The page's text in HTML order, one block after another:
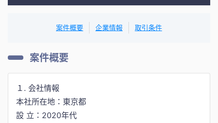
案件概要 企業情報 取引条件
案件概要
１. 会社情報
本社所在地：東京都
設 立：2020年代